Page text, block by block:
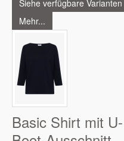
Siehe verfügbare Varianten
Mehr...
Basic Shirt mit U-